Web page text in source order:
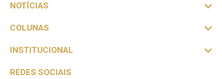
NOTÍCIAS
COLUNAS
INSTITUCIONAL
REDES SOCIAIS